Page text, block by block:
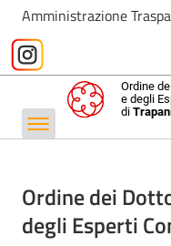
Amministrazione
Ordine
e degli
di
Ordine dei
degli Esperti